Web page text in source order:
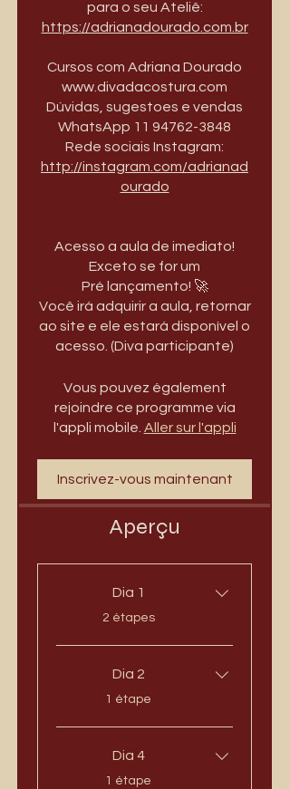
para o seu Ateliê:
https://adrianadourado.com.br
Cursos com Adriana Dourado
www.divadacostura.com
Dúvidas, sugestoes e vendas
WhatsApp 11 94762-3848
️Rede sociais Instagram:
http://instagram.com/adrianad
ourado
Acesso a aula de imediato!
Exceto se for um
Pré lançamento! 🚀
Você irá adquirir a aula, retornar
ao site e ele estará disponível o
acesso. (Diva participante)
Vous pouvez également
rejoindre ce programme via
l'appli mobile. Aller sur l'appli
Inscrivez-vous maintenant
Aperçu
Dia 1
.
2 étapes
Dia 2
.
1 étape
Dia 4
.
1 étape